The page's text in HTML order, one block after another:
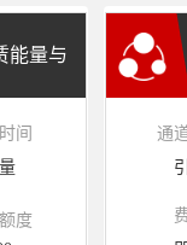
能量与
间
度
通